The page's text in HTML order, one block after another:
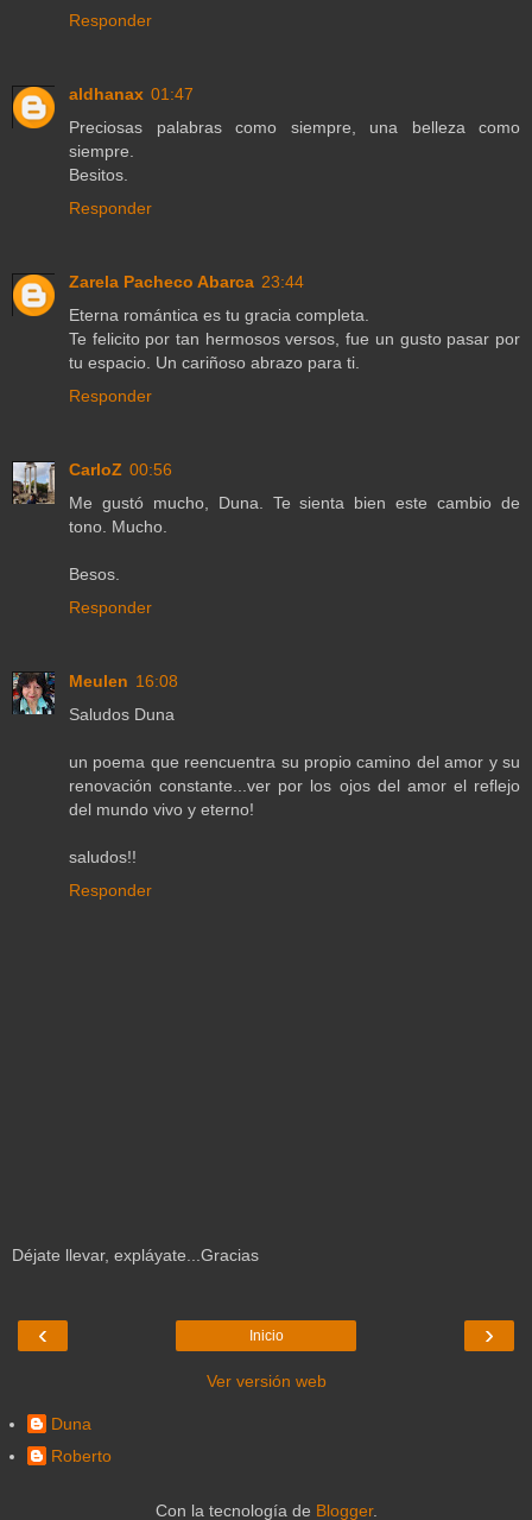
Responder
aldhanax 01:47
Preciosas palabras como siempre, una belleza como
siempre.
Besitos.
Responder
Zarela Pacheco Abarca 23:44
Eterna romántica es tu gracia completa.
Te felicito por tan hermosos versos, fue un gusto pasar por
tu espacio. Un cariñoso abrazo para ti.
Responder
CarloZ 00:56
Me gustó mucho, Duna. Te sienta bien este cambio de
tono. Mucho.
Besos.
Responder
Meulen 16:08
Saludos Duna
un poema que reencuentra su propio camino del amor y su
renovación constante...ver por los ojos del amor el reflejo
del mundo vivo y eterno!
saludos!!
Responder
Déjate llevar, expláyate...Gracias
‹ ›
Inicio
Ver versión web
Duna
Roberto
Con la tecnología de Blogger.